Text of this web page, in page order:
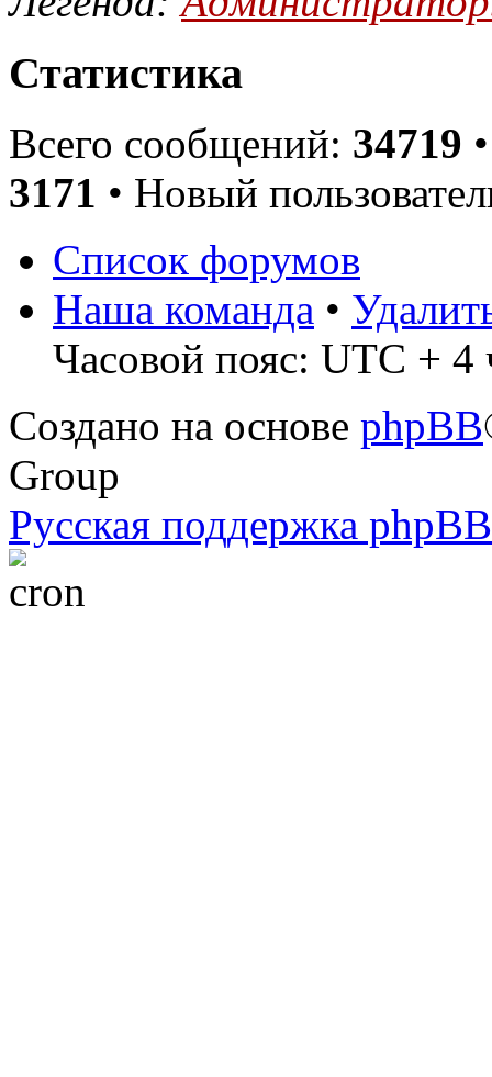
Статистика
Всего сообщений: 34719
3171 • Новый
Список форумов
Наша команда •
Часовой пояс: UTC + 4
Создано на основе phpBB
Group
Русская поддержка phpBB